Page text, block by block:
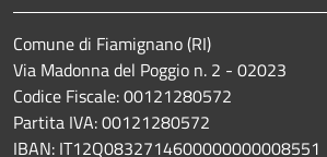
Comune di Fiamignano (RI)
Via Madonna del Poggio n. 2 - 02023
Codice Fiscale: 00121280572
Partita IVA: 00121280572
IBAN: IT12Q0832714600000000008551